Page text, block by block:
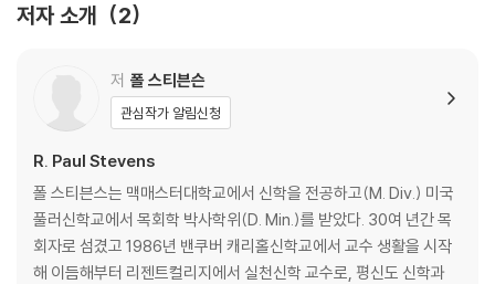
7 다방면의 유산 남기기
9 끝은 또 다른 시작
에필로그
참고문헌
색인
저자 소개 2
저 폴 스티븐슨
관심작가 알림신청
R. Paul Stevens
폴 스티븐스는 맥매스터대학교에서 신학을 전공하고(M. Div.) 미국
풀러신학교에서 목회학 박사학위(D. Min.)를 받았다. 30여 년간 목
회자로 섬겼고 1986년 밴쿠버 캐리홀신학교에서 교수 생활을 시작
해 이듬해부터 리젠트컬리지에서 실천신학 교수로, 평신도 신학과